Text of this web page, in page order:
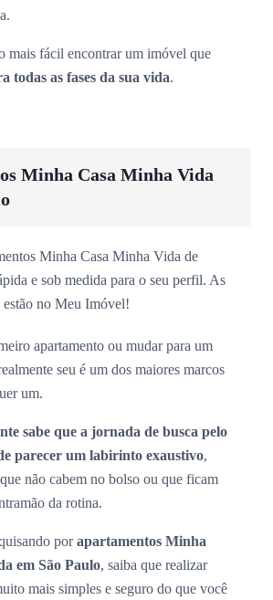
mais fácil encontrar um imóvel que
todas as fases da sua vida.
Minha Casa Minha Vida
Minha Casa Minha Vida de
e sob medida para o seu perfil. As
estão no Meu Imóvel!
apartamento ou mudar para um
seu é um dos maiores marcos
um.
sabe que a jornada de busca pelo
parecer um labirinto exaustivo,
não cabem no bolso ou que ficam
da rotina.
porapartamentos Minha
em São Paulo, saiba que realizar
mais simples e seguro do que você